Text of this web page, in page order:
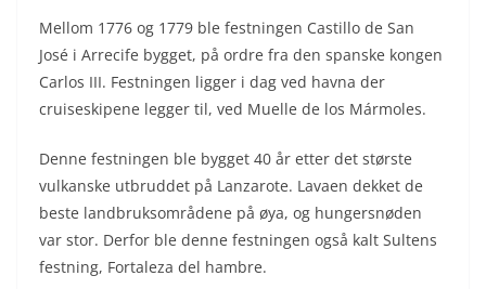
Mellom 1776 og 1779 ble festningen Castillo de San
José i Arrecife bygget, på ordre fra den spanske kongen
Carlos III. Festningen ligger i dag ved havna der
cruiseskipene legger til, ved Muelle de los Mármoles.
Denne festningen ble bygget 40 år etter det største
vulkanske utbruddet på Lanzarote. Lavaen dekket de
beste landbruksområdene på øya, og hungersnøden
var stor. Derfor ble denne festningen også kalt Sultens
festning, Fortaleza del hambre.